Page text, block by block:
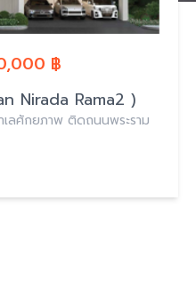
฿
Nirada Rama2 )
เลศักยภาพ ติดถนนพระราม